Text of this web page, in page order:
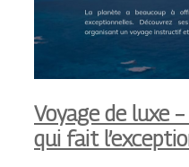
Voyage de luxe
qui fait